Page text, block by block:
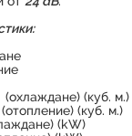
добавен в
(куб. м.)
(куб. м.)
(kW)